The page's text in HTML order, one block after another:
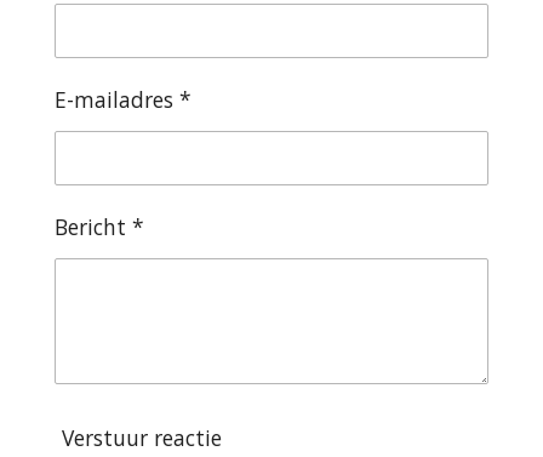
E-mailadres *
Bericht *
Verstuur reactie